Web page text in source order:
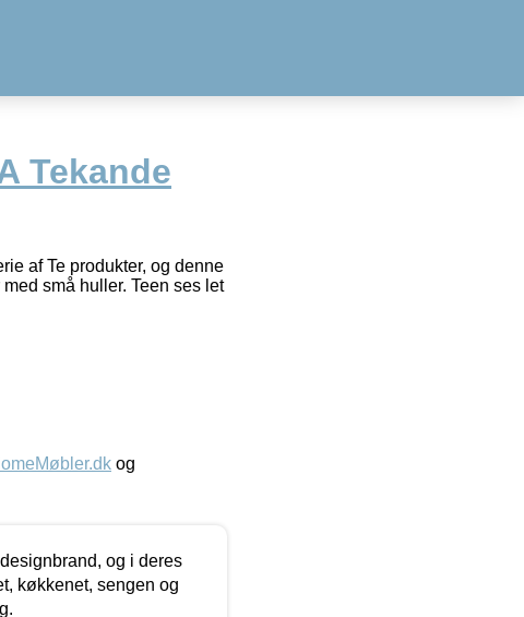
Tekande
af Te produkter, og denne
små huller. Teen ses let
og
og i deres
køkkenet, sengen og